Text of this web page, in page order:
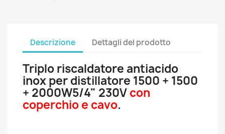
Descrizione Dettagli del prodotto
Triplo riscaldatore antiacido
inox per distillatore 1500 + 1500
+ 2000W5/4" 230V con
coperchio e cavo.